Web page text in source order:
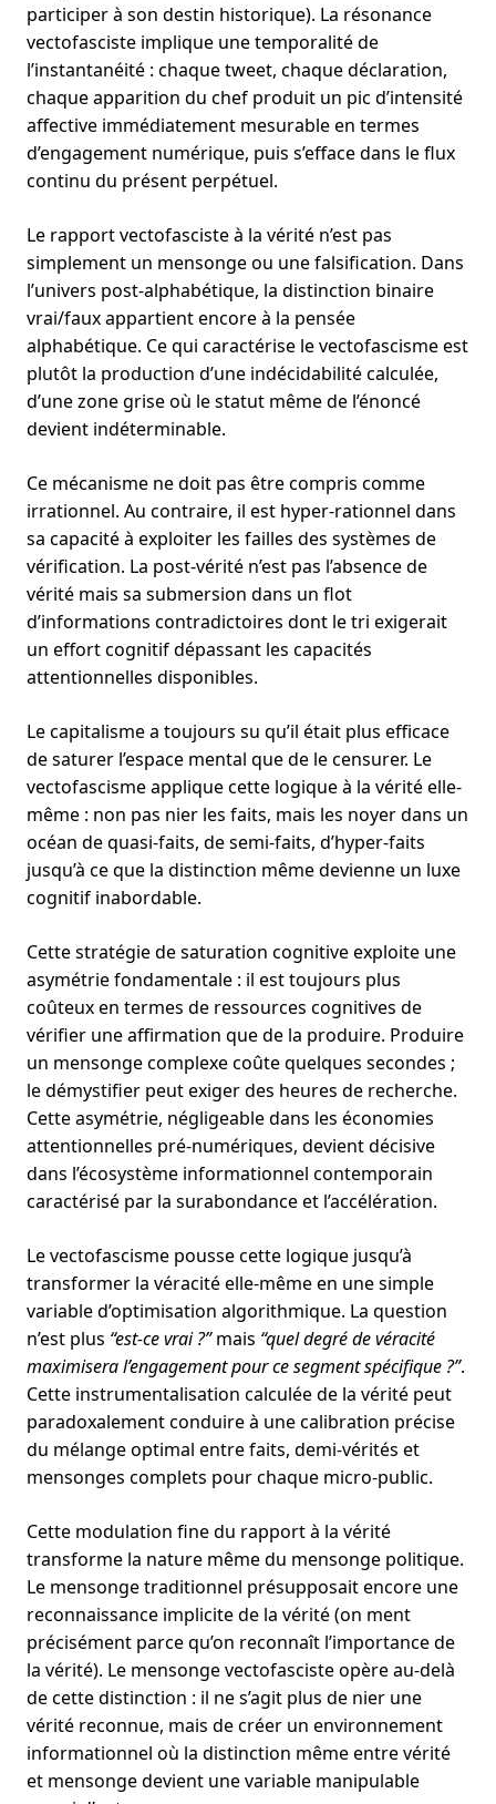
participer à son destin historique). La résonance
vectofasciste implique une temporalité de
l’instantanéité : chaque tweet, chaque déclaration,
chaque apparition du chef produit un pic d’intensité
affective immédiatement mesurable en termes
d’engagement numérique, puis s’efface dans le flux
continu du présent perpétuel.
Le rapport vectofasciste à la vérité n’est pas
simplement un mensonge ou une falsification. Dans
l’univers post-alphabétique, la distinction binaire
vrai/faux appartient encore à la pensée
alphabétique. Ce qui caractérise le vectofascisme est
plutôt la production d’une indécidabilité calculée,
d’une zone grise où le statut même de l’énoncé
devient indéterminable.
Ce mécanisme ne doit pas être compris comme
irrationnel. Au contraire, il est hyper-rationnel dans
sa capacité à exploiter les failles des systèmes de
vérification. La post-vérité n’est pas l’absence de
vérité mais sa submersion dans un flot
d’informations contradictoires dont le tri exigerait
un effort cognitif dépassant les capacités
attentionnelles disponibles.
Le capitalisme a toujours su qu’il était plus efficace
de saturer l’espace mental que de le censurer. Le
vectofascisme applique cette logique à la vérité elle-
même : non pas nier les faits, mais les noyer dans un
océan de quasi-faits, de semi-faits, d’hyper-faits
jusqu’à ce que la distinction même devienne un luxe
cognitif inabordable.
Cette stratégie de saturation cognitive exploite une
asymétrie fondamentale : il est toujours plus
coûteux en termes de ressources cognitives de
vérifier une affirmation que de la produire. Produire
un mensonge complexe coûte quelques secondes ;
le démystifier peut exiger des heures de recherche.
Cette asymétrie, négligeable dans les économies
attentionnelles pré-numériques, devient décisive
dans l’écosystème informationnel contemporain
caractérisé par la surabondance et l’accélération.
Le vectofascisme pousse cette logique jusqu’à
transformer la véracité elle-même en une simple
variable d’optimisation algorithmique. La question
n’est plus “est-ce vrai ?”mais “quel degré de véracité
maximisera l’engagement pour ce segment spécifique ?”.
Cette instrumentalisation calculée de la vérité peut
paradoxalement conduire à une calibration précise
du mélange optimal entre faits, demi-vérités et
mensonges complets pour chaque micro-public.
Cette modulation fine du rapport à la vérité
transforme la nature même du mensonge politique.
Le mensonge traditionnel présupposait encore une
reconnaissance implicite de la vérité (on ment
précisément parce qu’on reconnaît l’importance de
la vérité). Le mensonge vectofasciste opère au-delà
de cette distinction : il ne s’agit plus de nier une
vérité reconnue, mais de créer un environnement
informationnel où la distinction même entre vérité
et mensonge devient une variable manipulable